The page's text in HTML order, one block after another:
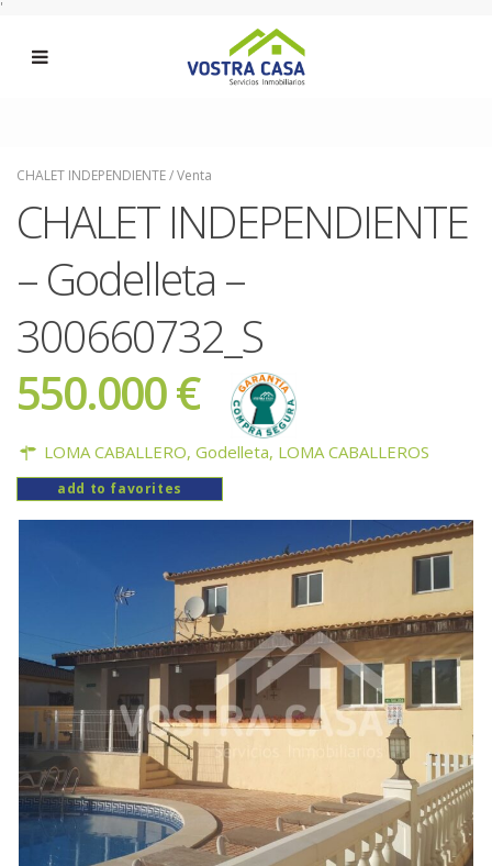
'
CHALET INDEPENDIENTE/Venta
CHALET INDEPENDIENTE
– Godelleta –
300660732_S
550.000 €
LOMA CABALLERO, Godelleta, LOMA CABALLEROS
add to favorites